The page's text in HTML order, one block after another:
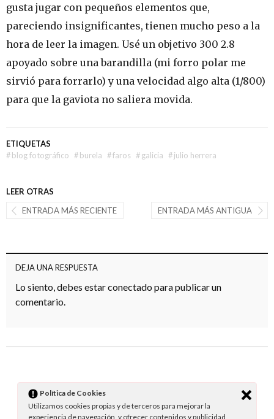
gusta jugar con pequeños elementos que,
pareciendo insignificantes, tienen mucho peso a la
hora de leer la imagen. Usé un objetivo 300 2.8
apoyado sobre una barandilla (mi forro polar me
sirvió para forrarlo) y una velocidad algo alta (1/800)
para que la gaviota no saliera movida.
ETIQUETAS
#blog fotográfico #burela #faros #galicia #julio herrera
LEER OTRAS
ENTRADA MÁS ANTIGUA
ENTRADA MÁS RECIENTE
DEJA UNA RESPUESTA
Lo siento, debes estarconectadopara publicar un
comentario.
Política de Cookies
Utilizamos cookies propias y de terceros para mejorar la
experiencia de navegación, y ofrecer contenidos y publicidad